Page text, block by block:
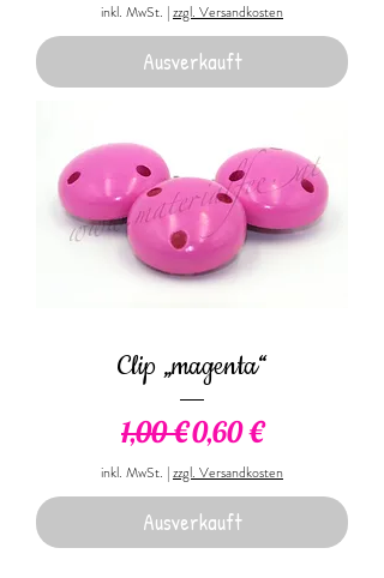
inkl. MwSt. |zzgl. Versandkosten
Ausverkauft
Clip „magenta“
Standardpreis
1,00 €Sale-Preis
0,60 €
inkl. MwSt. |zzgl. Versandkosten
Ausverkauft